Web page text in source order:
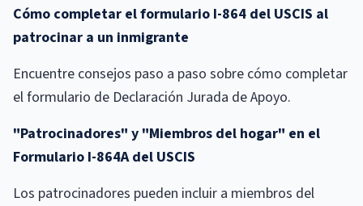
Cómo completar el formulario I-864 del USCIS al
patrocinar a un inmigrante
Encuentre consejos paso a paso sobre cómo completar
el formulario de Declaración Jurada de Apoyo.
"Patrocinadores" y "Miembros del hogar" en el
Formulario I-864A del USCIS
Los patrocinadores pueden incluir a miembros del